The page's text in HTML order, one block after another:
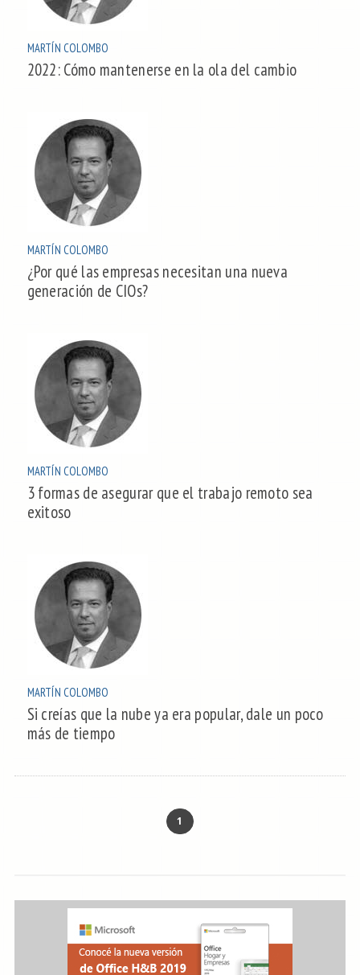
MARTÍN COLOMBO
2022: Cómo mantenerse en la ola del cambio
MARTÍN COLOMBO
¿Por qué las empresas necesitan una nueva
generación de CIOs?
MARTÍN COLOMBO
3 formas de asegurar que el trabajo remoto sea
exitoso
MARTÍN COLOMBO
Si creías que la nube ya era popular, dale un poco
más de tiempo
1